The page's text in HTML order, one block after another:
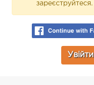
зареєструйтеся.
Увійти